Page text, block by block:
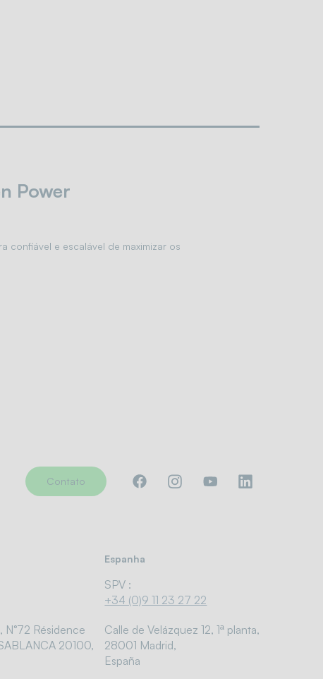
Power
confiável e escalável de maximizar os
Contato
N°72 Résidence
20100,
Espanha
SPV :
+34 (0)9 11 23 27 22
Calle de Velázquez 12, 1ª planta,
28001 Madrid,
España